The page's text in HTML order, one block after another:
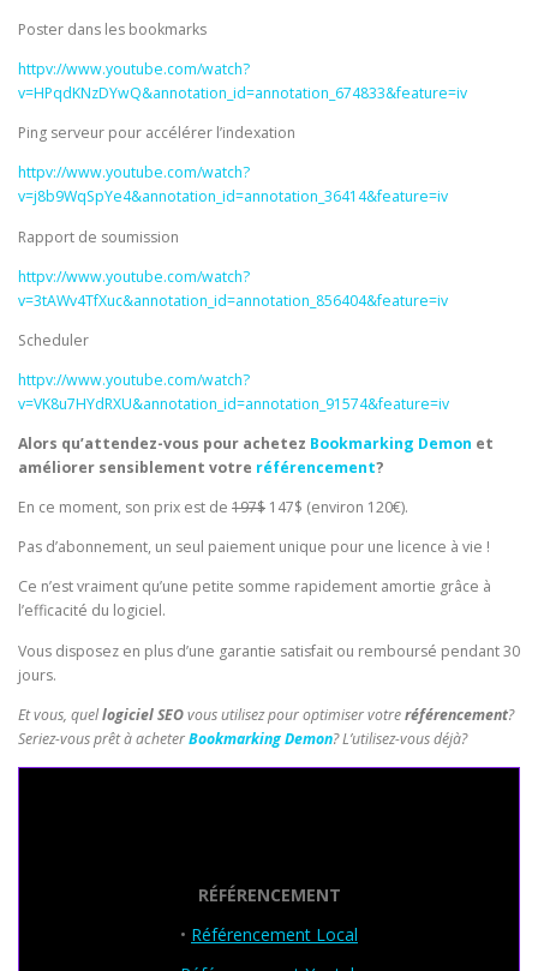
Poster dans les bookmarks
httpv://www.youtube.com/watch?
v=HPqdKNzDYwQ&annotation_id=annotation_674833&feature=iv
Ping serveur pour accélérer l’indexation
httpv://www.youtube.com/watch?
v=j8b9WqSpYe4&annotation_id=annotation_36414&feature=iv
Rapport de soumission
httpv://www.youtube.com/watch?
v=3tAWv4TfXuc&annotation_id=annotation_856404&feature=iv
Scheduler
httpv://www.youtube.com/watch?
v=VK8u7HYdRXU&annotation_id=annotation_91574&feature=iv
Alors qu’attendez-vous pour achetez Bookmarking Demon et
améliorer sensiblement votre référencement?
En ce moment, son prix est de 197$ 147$ (environ 120€).
Pas d’abonnement, un seul paiement unique pour une licence à vie !
Ce n’est vraiment qu’une petite somme rapidement amortie grâce à
l’efficacité du logiciel.
Vous disposez en plus d’une garantie satisfait ou remboursé pendant 30
jours.
Et vous, quellogiciel SEOvous utilisez pour optimiser votreréférencement?
Seriez-vous prêt à acheterBookmarking Demon? L’utilisez-vous déjà?
RÉFÉRENCEMENT
• Référencement Local